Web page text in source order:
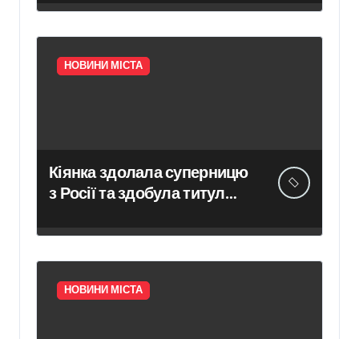
електропостачання
НОВИНИ МІСТА
Кіянка здолала суперницю
з Росії та здобула титул
джитсу
НОВИНИ МІСТА